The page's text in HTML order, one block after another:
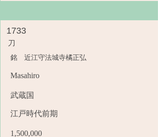
1733
刀
銘 近江守法城寺橘正弘
Masahiro
武蔵国
江戸時代前期
1,500,000